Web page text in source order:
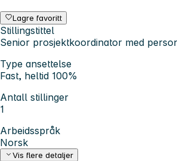
Lagre favoritt
Stillingstittel
Senior prosjektkoordinator med
Type ansettelse
Fast, heltid 100%
Antall stillinger
1
Arbeidsspråk
Norsk
Vis flere detaljer